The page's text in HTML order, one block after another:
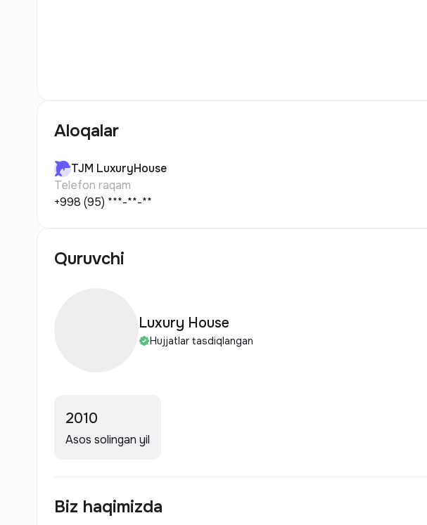
Aloqalar
TJM LuxuryHouse
Telefon raqam
+998 (95) ***-**-**
Quruvchi
Luxury House
Hujjatlar tasdiqlangan
2010
Asos solingan yil
Biz haqimizda